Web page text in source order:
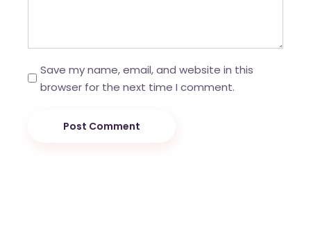
Save my name, email, and website in this
browser for the next time I comment.
Post Comment